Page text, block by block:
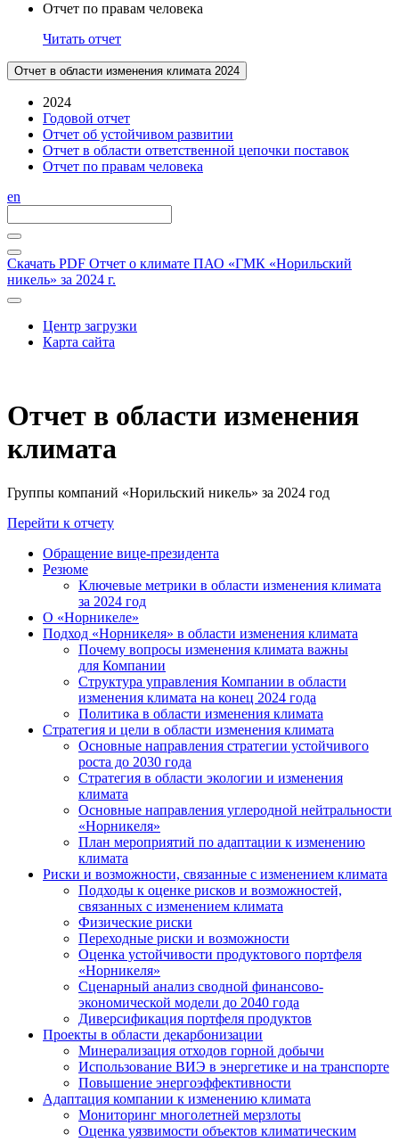
Отчет по правам человека
Читать отчет
Отчет в области изменения климата 2024
2024
Годовой отчет
Отчет об устойчивом развитии
Отчет в области ответственной цепочки поставок
Отчет по правам человека
en
Скачать PDF Отчет о климате ПАО «ГМК «Норильский
никель» за 2024 г.
Центр загрузки
Карта сайта
Отчет в области изменения
климата
Группы компаний «Норильский никель» за 2024 год
Перейти к отчету
Обращение вице-президента
Резюме
Ключевые метрики в области изменения климата
за 2024 год
О «Норникеле»
Подход «Норникеля» в области изменения климата
Почему вопросы изменения климата важны
для Компании
Структура управления Компании в области
изменения климата на конец 2024 года
Политика в области изменения климата
Стратегия и цели в области изменения климата
Основные направления стратегии устойчивого
роста до 2030 года
Стратегия в области экологии и изменения
климата
Основные направления углеродной нейтральности
«Норникеля»
План мероприятий по адаптации к изменению
климата
Риски и возможности, связанные с изменением климата
Подходы к оценке рисков и возможностей,
связанных с изменением климата
Физические риски
Переходные риски и возможности
Оценка устойчивости продуктового портфеля
«Норникеля»
Сценарный анализ сводной финансово-
экономической модели до 2040 года
Диверсификация портфеля продуктов
Проекты в области декарбонизации
Минерализация отходов горной добычи
Использование ВИЭ в энергетике и на транспорте
Повышение энергоэффективности
Адаптация компании к изменению климата
Мониторинг многолетней мерзлоты
Оценка уязвимости объектов климатическим